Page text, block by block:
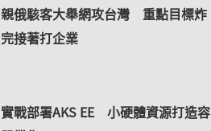
親俄駭客大舉網攻台灣 重點目標炸
完接著打企業
實戰部署AKS EE 小硬體資源打造容